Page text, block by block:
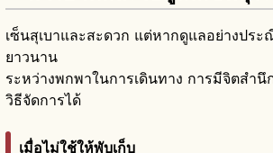
เซ็นสุเบาและสะดวก แต่หากดูแลอย่างประ
ยาวนาน
ระหว่างพกพาในการเดินทาง การมีจิตสำนึ
วิธีจัดการได้
เมื่อไม่ใช้ให้พับเก็บ